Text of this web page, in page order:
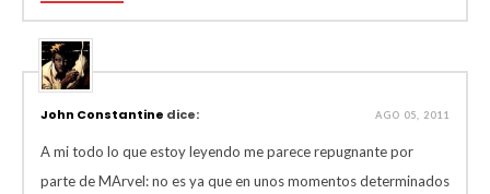
John Constantine dice: AGO 05, 2011
A mi todo lo que estoy leyendo me parece repugnante por
parte de MArvel: no es ya que en unos momentos determinados